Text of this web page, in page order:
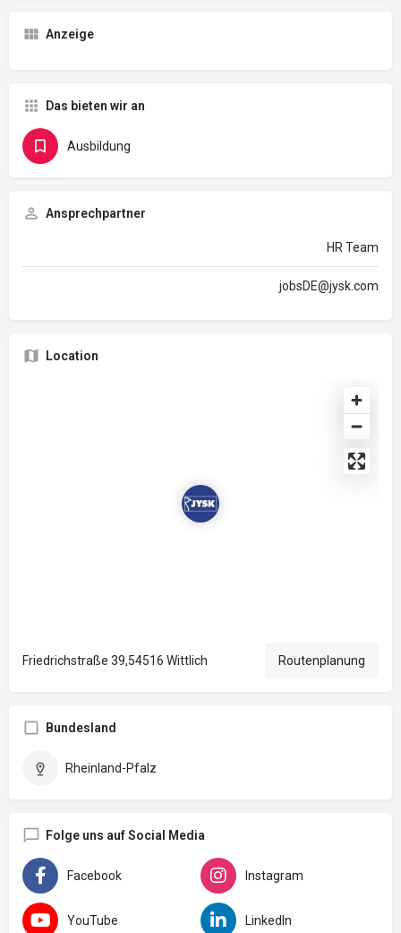
Anzeige
Das bieten wir an
Ausbildung
Ansprechpartner
HR Team
jobsDE@jysk.com
Location
Friedrichstraße 39,54516 Wittlich Routenplanung
Bundesland
Rheinland-Pfalz
Folge uns auf Social Media
Facebook Instagram
YouTube LinkedIn